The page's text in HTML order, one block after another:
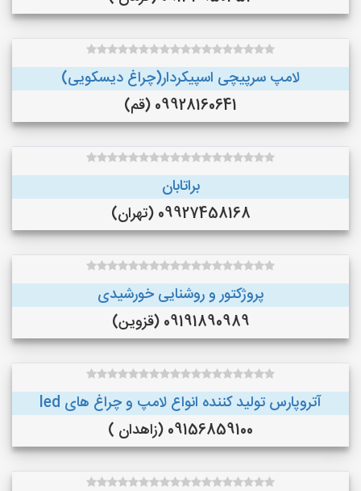
لامپ سرپیچی اسپیکردار(چراغ دیسکویی)
09928160641 (قم)
براتابان
09927458168 (تهران)
پروژکتور و روشنایی خورشیدی
09191890989 (قزوین)
آتروپارس تولید کننده انواع لامپ و چراغ های led
09156859100 (زاهدان )